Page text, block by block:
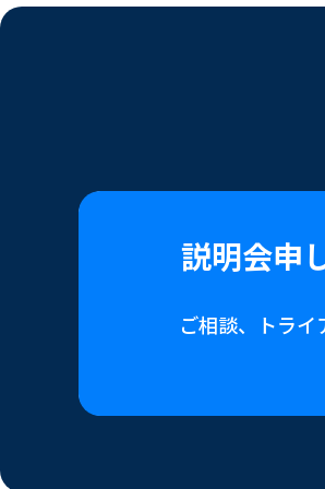
説明会申
ご相談、トライ